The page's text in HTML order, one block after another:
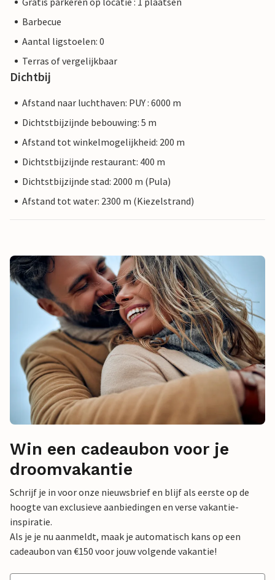
Barbecue
Aantal ligstoelen: 0
Terras of vergelijkbaar
Dichtbij
Afstand naar luchthaven: PUY : 6000 m
Dichtstbijzijnde bebouwing: 5 m
Afstand tot winkelmogelijkheid: 200 m
Dichtstbijzijnde restaurant: 400 m
Dichtstbijzijnde stad: 2000 m (Pula)
Afstand tot water: 2300 m (Kiezelstrand)
Win een cadeaubon voor je
droomvakantie
Schrijf je in voor onze nieuwsbrief en blijf als eerste op de
hoogte van exclusieve aanbiedingen en verse vakantie-
inspiratie.
Als je je nu aanmeldt, maak je automatisch kans op een
cadeaubon van €150 voor jouw volgende vakantie!